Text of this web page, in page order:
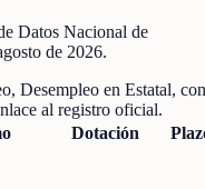
Datos Nacional de
de 2026.
Desempleo en Estatal,
al registro oficial.
Dotación